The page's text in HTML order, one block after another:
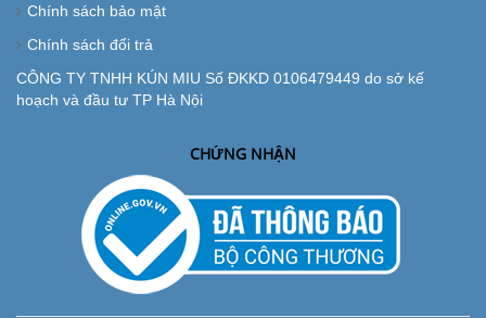
Chính sách bảo mật
Chính sách đổi trả
CÔNG TY TNHH KÚN MIU Số ĐKKD 0106479449 do sở kế
hoạch và đầu tư TP Hà Nội
CHỨNG NHẬN